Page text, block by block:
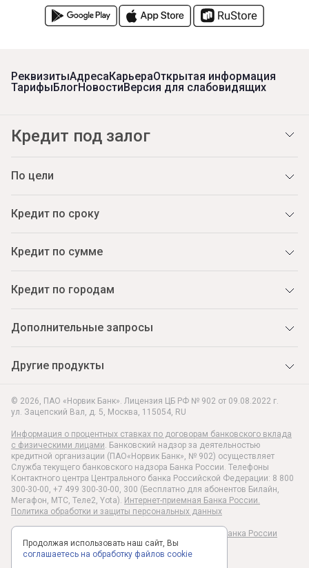
© 2026, ПАО «Норвик Банк». Лицензия ЦБ РФ № 902 от 09.08.2022 г.
ул. Зацепский Вал, д. 5, Москва, 115054, RU
Информация о процентных ставках по договорам банковского вклада
с физическими лицами. Банковский надзор за деятельностью
кредитной организации (ПАО«Норвик Банк», № 902) осуществляет
Служба текущего банковского надзора Банка России. Телефоны
Контактного центра Центрального банка Российской Федерации: 8 800
300-30-00, +7 499 300-30-00, 300 (Бесплатно для абонентов Билайн,
Мегафон, МТС, Теле2, Yota). Интернет-приемная Банка России.
Политика обработки и защиты персональных данных
Раскрытие информации в соответствии c Указанием Банка России
№6496-У
РеквизитыАдресаКарьераОткрытая информация
ТарифыБлогНовостиВерсия для слабовидящих
Кредит под залог
По цели
Кредит по сроку
Кредит по сумме
Кредит по городам
Дополнительные запросы
Другие продукты
Продолжая использовать наш сайт, Вы
соглашаетесь на обработку файлов cookie